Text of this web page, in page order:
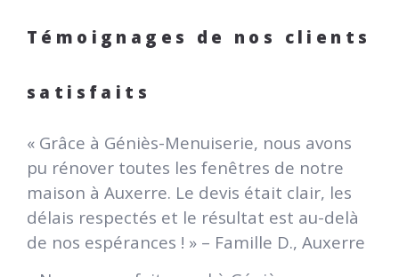
Témoignages de nos clients
satisfaits
« Grâce à Géniès-Menuiserie, nous avons
pu rénover toutes les fenêtres de notre
maison à Auxerre. Le devis était clair, les
délais respectés et le résultat est au-delà
de nos espérances ! » – Famille D., Auxerre